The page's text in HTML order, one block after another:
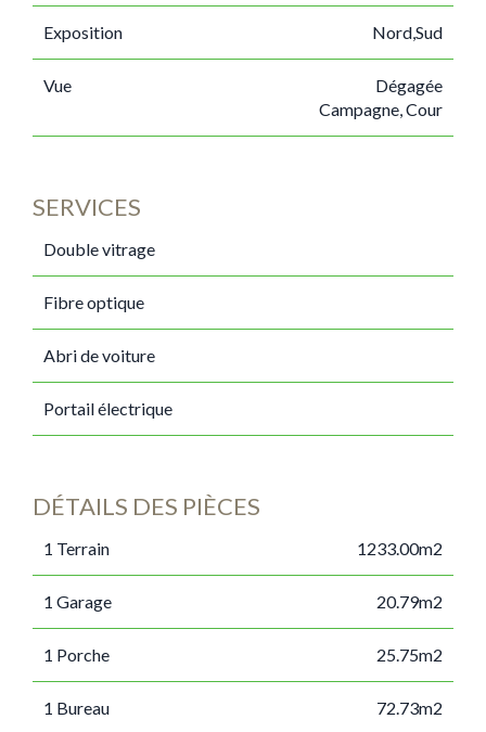
Exposition Nord,Sud
Vue
Dégagée
Campagne, Cour
SERVICES
Double vitrage
Fibre optique
Abri de voiture
Portail électrique
DÉTAILS DES PIÈCES
1 Terrain 1233.00m2
1 Garage 20.79m2
1 Porche 25.75m2
1 Bureau 72.73m2